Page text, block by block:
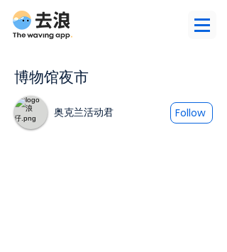
博物馆夜市
奥克兰活动君 Follow